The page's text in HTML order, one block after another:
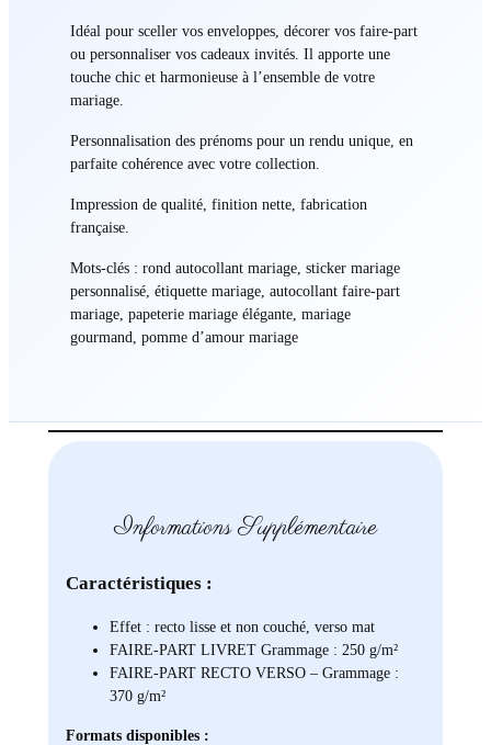
Idéal pour sceller vos enveloppes, décorer vos faire-part
ou personnaliser vos cadeaux invités. Il apporte une
touche chic et harmonieuse à l’ensemble de votre
mariage.
Personnalisation des prénoms pour un rendu unique, en
parfaite cohérence avec votre collection.
Impression de qualité, finition nette, fabrication
française.
Mots-clés : rond autocollant mariage, sticker mariage
personnalisé, étiquette mariage, autocollant faire-part
mariage, papeterie mariage élégante, mariage
gourmand, pomme d’amour mariage
Informations Supplémentaire
Caractéristiques :
Effet : recto lisse et non couché, verso mat
FAIRE-PART LIVRET Grammage : 250 g/m²
FAIRE-PART RECTO VERSO – Grammage :
370 g/m²
Formats disponibles :